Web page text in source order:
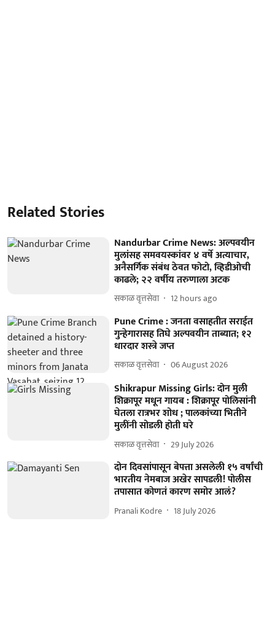
Related Stories
Nandurbar Crime News: अल्पवयीन
मुलांसह समवयस्कांवर ४ वर्षे अत्याचार,
अनैसर्गिक संबंध ठेवत फोटो, व्हिडीओची
काढले; २२ वर्षीय तरुणाला अटक
सकाळ वृत्तसेवा 12 hours ago
Pune Crime : जनता वसाहतीत सराईत
गुन्हेगारासह तिघे अल्पवयीन ताब्यात; १२
धारदार शस्त्रे जप्त
सकाळ वृत्तसेवा 06 August 2026
Shikrapur Missing Girls: दोन मुली
शिक्रापूर मधून गायब : शिक्रापूर पोलिसांनी
घेतला रात्रभर शोध ; पालकांच्या भितीने
मुलींनी सोडली होती घरे
सकाळ वृत्तसेवा 29 July 2026
दोन दिवसांपासून बेपत्ता असलेली १५ वर्षांची
भारतीय नेमबाज अखेर सापडली! पोलीस
तपासात कोणतं कारण समोर आलं?
Pranali Kodre 18 July 2026